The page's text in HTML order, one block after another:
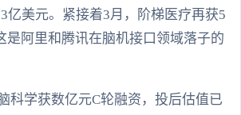
亿美元。紧接着3月，阶梯医疗再获5
是阿里和腾讯在脑机接口领域落子的
科学获数亿元C轮融资，投后估值已